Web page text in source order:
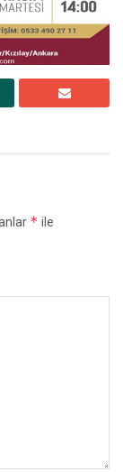
* ile